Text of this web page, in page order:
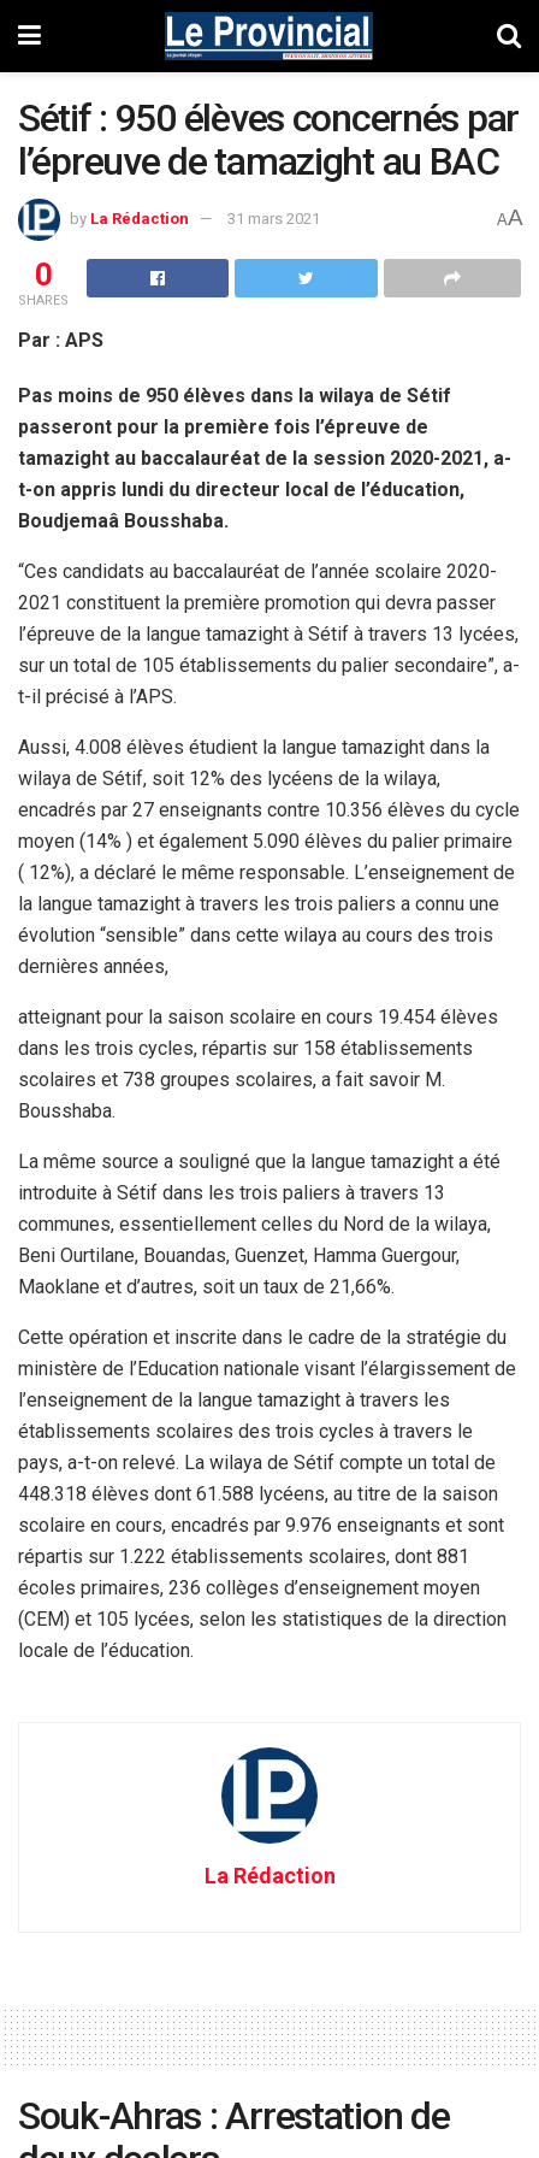
Sétif : 950 élèves concernés par
l’épreuve de tamazight au BAC
by La Rédaction 31 mars 2021 AA
0
SHARES
Par : APS
Pas moins de 950 élèves dans la wilaya de Sétif
passeront pour la première fois l’épreuve de
tamazight au baccalauréat de la session 2020-2021, a-
t-on appris lundi du directeur local de l’éducation,
Boudjemaâ Bousshaba.
“Ces candidats au baccalauréat de l’année scolaire 2020-
2021 constituent la première promotion qui devra passer
l’épreuve de la langue tamazight à Sétif à travers 13 lycées,
sur un total de 105 établissements du palier secondaire”, a-
t-il précisé à l’APS.
Aussi, 4.008 élèves étudient la langue tamazight dans la
wilaya de Sétif, soit 12% des lycéens de la wilaya,
encadrés par 27 enseignants contre 10.356 élèves du cycle
moyen (14% ) et également 5.090 élèves du palier primaire
( 12%), a déclaré le même responsable. L’enseignement de
la langue tamazight à travers les trois paliers a connu une
évolution “sensible” dans cette wilaya au cours des trois
dernières années,
atteignant pour la saison scolaire en cours 19.454 élèves
dans les trois cycles, répartis sur 158 établissements
scolaires et 738 groupes scolaires, a fait savoir M.
Bousshaba.
La même source a souligné que la langue tamazight a été
introduite à Sétif dans les trois paliers à travers 13
communes, essentiellement celles du Nord de la wilaya,
Beni Ourtilane, Bouandas, Guenzet, Hamma Guergour,
Maoklane et d’autres, soit un taux de 21,66%.
Cette opération et inscrite dans le cadre de la stratégie du
ministère de l’Education nationale visant l’élargissement de
l’enseignement de la langue tamazight à travers les
établissements scolaires des trois cycles à travers le
pays, a-t-on relevé. La wilaya de Sétif compte un total de
448.318 élèves dont 61.588 lycéens, au titre de la saison
scolaire en cours, encadrés par 9.976 enseignants et sont
répartis sur 1.222 établissements scolaires, dont 881
écoles primaires, 236 collèges d’enseignement moyen
(CEM) et 105 lycées, selon les statistiques de la direction
locale de l’éducation.
La Rédaction
Souk-Ahras : Arrestation de